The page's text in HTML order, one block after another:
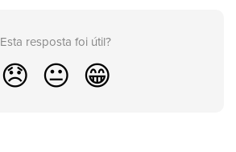
Esta resposta foi útil?
😞 😐 😁